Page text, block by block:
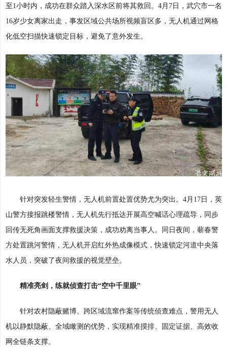
至1小时内，成功在群众踏入深水区前将其救回。4月7日，武穴市一名
16岁少女离家出走，事发区域公共场所视频盲区多，无人机通过网格
化低空扫描快速锁定目标，避免了意外发生。
针对突发轻生警情，无人机前置处置优势尤为突出。4月17日，英
山警方接报跳楼警情，无人机先行抵达开展高空喊话心理疏导，同步
回传无死角画面支撑救援决策，成功劝离当事人。同日夜间，蕲春警
方处置跳河警情，无人机开启红外热成像模式，快速锁定河道中央落
水人员，突破了夜间救援的视觉壁垒。
精准亮剑，练就侦查打击“空中千里眼”
针对农村隐蔽赌博、跨区域流窜作案等传统侦查难点，警用无人
机以静默隐蔽、全域瞰测的优势，实现精准摸排、固定证据、高效收
网全链条支撑。